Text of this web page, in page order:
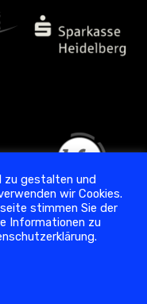
Ladenburg
zu gestalten und
wir Cookies.
stimmen Sie der
Informationen zu